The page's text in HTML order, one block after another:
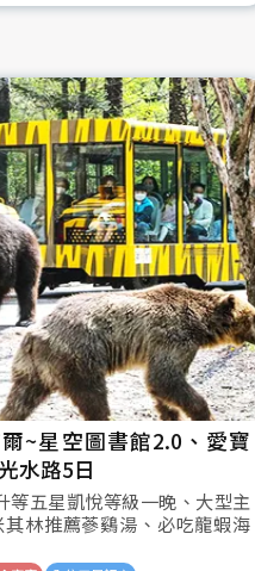
~星空圖書館2.0、愛寶
水路5日
等五星凱悅等級一晚、大型主
林推薦蔘鷄湯、必吃龍蝦海